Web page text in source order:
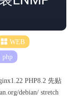
WEB
php
PHP8.2 先贴
debian/ stretch